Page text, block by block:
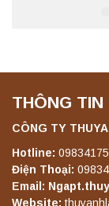
THÔNG TIN
CÔNG TY
Hotline:
Điện Thoại:
Email:
Website: